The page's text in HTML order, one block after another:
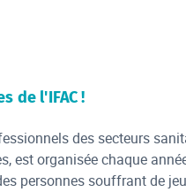
de l'IFAC !
des secteurs
est organisée chaque
personnes souffrant de